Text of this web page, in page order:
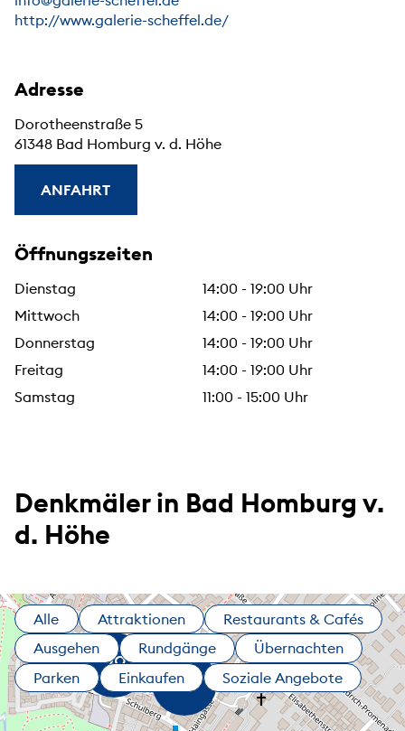
http://www.galerie-scheffel.de/
Adresse
Dorotheenstraße 5
61348 Bad Homburg v. d. Höhe
ANFAHRT
Öffnungszeiten
Dienstag
14:00 - 19:00 Uhr
Mittwoch
14:00 - 19:00 Uhr
Donnerstag
14:00 - 19:00 Uhr
Freitag
14:00 - 19:00 Uhr
Samstag
11:00 - 15:00 Uhr
Denkmäler in Bad Homburg v.
d. Höhe
Alle Attraktionen
Restaurants & Cafés
Ausgehen
Rundgänge
Übernachten
Parken
Einkaufen Soziale Angebote